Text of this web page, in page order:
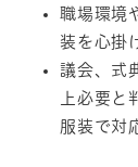
職場環境
装を心掛
議会、式
上必要と
服装で対